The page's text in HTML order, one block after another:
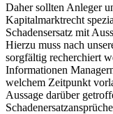
Daher sollten Anleger
Kapitalmarktrecht
Schadensersatz mit
Hierzu muss nach
sorgfältig recherchiert
Informationen
welchem Zeitpunkt
Aussage darüber